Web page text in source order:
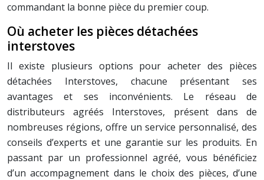
commandant la bonne pièce du premier coup.
Où acheter les pièces détachées
interstoves
Il existe plusieurs options pour acheter des pièces
détachées Interstoves, chacune présentant ses
avantages et ses inconvénients. Le réseau de
distributeurs agréés Interstoves, présent dans de
nombreuses régions, offre un service personnalisé, des
conseils d’experts et une garantie sur les produits. En
passant par un professionnel agréé, vous bénéficiez
d’un accompagnement dans le choix des pièces, d’une